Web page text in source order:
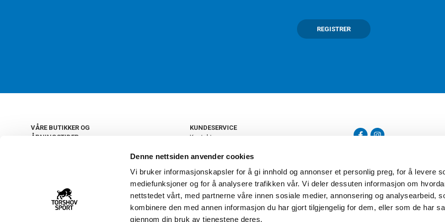
Denne nettsiden anvender cookies
Vi bruker informasjonskapsler for å gi innhold og annonser et personlig preg, for å levere
mediefunksjoner og for å analysere trafikken vår. Vi deler dessuten informasjon om
nettstedet vårt, med partnerne våre innen sosiale medier, annonsering og analysearbeid,
kombinere den med annen informasjon du har gjort tilgjengelig for dem, eller som de har
gjennom din bruk av tjenestene deres.
REGISTRER
VÅRE BUTIKKER OG
ÅPNINGSTIDER
22 09 20 20
KUNDESERVICE
Kontakt oss
Retur og bytte
Personvern
Frakt og levering
Ledige stillinger
FAQ - Ofte stilte spørsmål
Åpenhetsloven
Torshov Sport har over 90 års
klubbhandel. Torshov Sport har
Drammen, Sandvika Storsenter